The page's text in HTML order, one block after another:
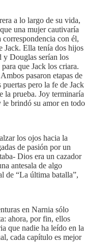
a lo largo de su vida,
una mujer cautivaría
con él,
Jack. Ella tenía dos hijos
y Douglas serían los
que Jack los criara.
pasaron etapas de
pero la fe de Jack
la prueba. Joy terminaría
brindó su amor en todo
los ojos hacia la
de pasión por un
Dios era un cazador
antesala de algo
de “La última batalla”,
en Narnia sólo
ahora, por fin, ellos
que nadie ha leído en la
cada capítulo es mejor